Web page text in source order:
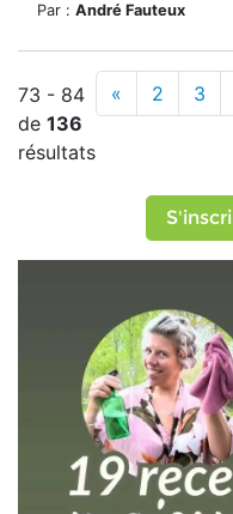
Par : André Fauteux
73 - 84
de 136
résultats
« 2 3